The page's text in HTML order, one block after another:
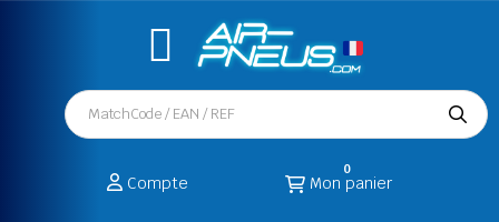
Compte Mon panier
0